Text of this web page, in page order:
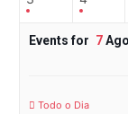
Events for 7
Todo o Dia